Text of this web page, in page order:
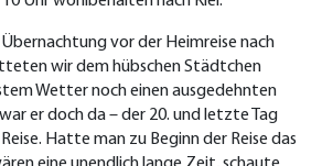
vor der Heimreise nach
wir dem hübschen Städtchen
Wetter noch einen ausgedehnten
er doch da – der 20. und letzte Tag
Hatte man zu Beginn der Reise das